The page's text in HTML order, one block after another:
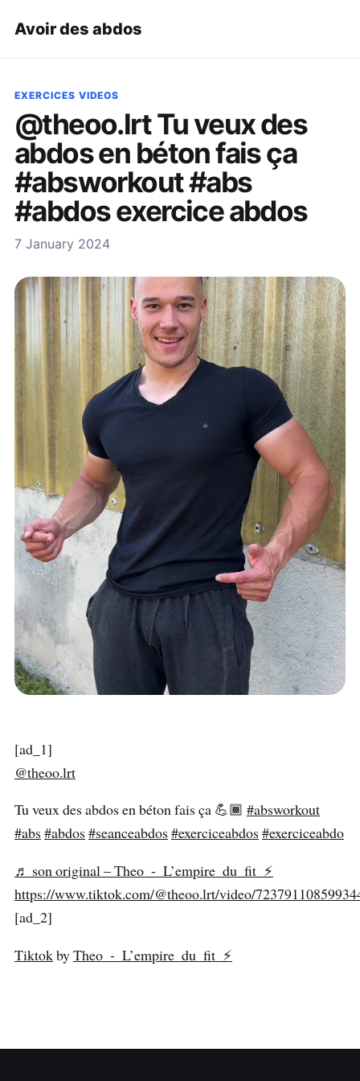
Avoir des abdos
EXERCICES VIDEOS
@theoo.lrt Tu veux des
abdos en béton fais ça
#absworkout #abs
#abdos exercice abdos
7 January 2024
[ad_1]
@theoo.lrt
Tu veux des abdos en béton fais ça 💪🏾 #absworkout
#abs#abdos#seanceabdos#exerciceabdos#exerciceabdo
♬ son original – Theo - L’empire du fit ⚡️
https://www.tiktok.com/@theoo.lrt/video/
[ad_2]
TiktokbyTheo - L’empire du fit ⚡️